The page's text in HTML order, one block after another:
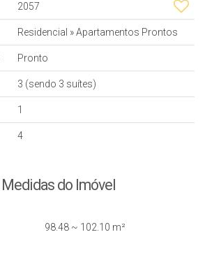
2057
Residencial »Apartamentos Prontos
Pronto
3 (sendo 3 suítes)
1
4
Medidas do Imóvel
98.48 ~ 102.10 m²